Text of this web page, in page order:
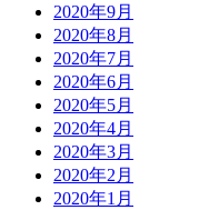
2020年9月
2020年8月
2020年7月
2020年6月
2020年5月
2020年4月
2020年3月
2020年2月
2020年1月